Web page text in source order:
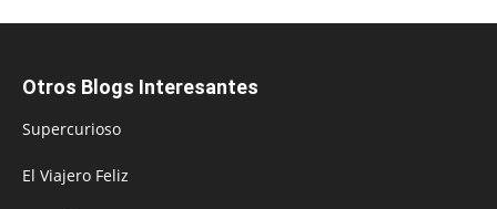
Otros Blogs Interesantes
Supercurioso
El Viajero Feliz